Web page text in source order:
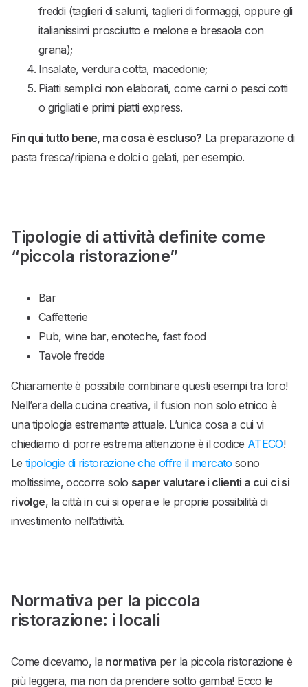
freddi (taglieri di salumi, taglieri di formaggi, oppure gli
italianissimi prosciutto e melone e bresaola con
grana);
Insalate, verdura cotta, macedonie;
Piatti semplici non elaborati, come carni o pesci cotti
o grigliati e primi piatti express.
Fin qui tutto bene, ma cosa è escluso? La preparazione di
pasta fresca/ripiena e dolci o gelati, per esempio.
Tipologie di attività definite come
“piccola ristorazione”
Bar
Caffetterie
Pub, wine bar, enoteche, fast food
Tavole fredde
Chiaramente è possibile combinare questi esempi tra loro!
Nell’era della cucina creativa, il fusion non solo etnico è
una tipologia estremante attuale. L’unica cosa a cui vi
chiediamo di porre estrema attenzione è il codice ATECO!
Letipologie di ristorazione che offre il mercato sono
moltissime, occorre solo saper valutare i clienti a cui ci si
rivolge, la città in cui si opera e le proprie possibilità di
investimento nell’attività.
Normativa per la piccola
ristorazione: i locali
Come dicevamo, la normativa per la piccola ristorazione è
più leggera, ma non da prendere sotto gamba! Ecco le